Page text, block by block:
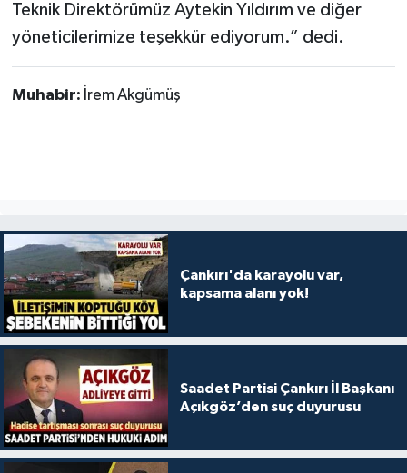
Teknik Direktörümüz Aytekin Yıldırım ve diğer
yöneticilerimize teşekkür ediyorum.” dedi.
Muhabir: İrem Akgümüş
Çankırı'da karayolu var,
kapsama alanı yok!
Saadet Partisi Çankırı İl Başkanı
Açıkgöz’den suç duyurusu